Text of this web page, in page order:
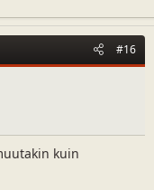
#16
kuin